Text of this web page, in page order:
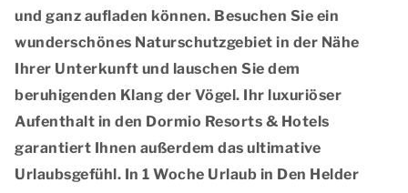
und ganz aufladen können. Besuchen Sie ein
wunderschönes Naturschutzgebiet in der Nähe
Ihrer Unterkunft und lauschen Sie dem
beruhigenden Klang der Vögel. Ihr luxuriöser
Aufenthalt in den Dormio Resorts & Hotels
garantiert Ihnen außerdem das ultimative
Urlaubsgefühl. In 1 Woche Urlaub in Den Helder